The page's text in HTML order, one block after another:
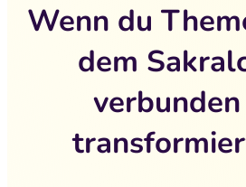
Wenn du
dem